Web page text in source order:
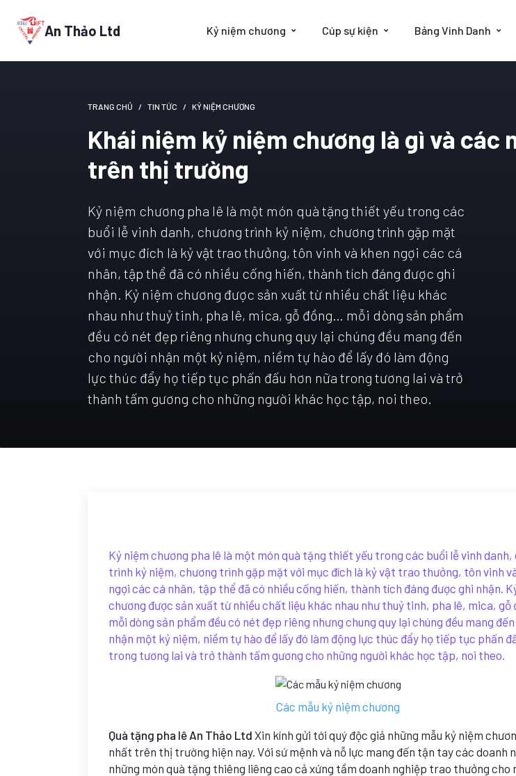
An Thảo Ltd Kỷ niệm chương Cúp sự kiện Bảng Vinh Danh
TRANG CHỦ TIN TỨC KỶ NIỆM CHƯƠNG
Khái niệm kỷ niệm chương là gì và
trên thị trường
Kỷ niệm chương pha lê là một món quà tặng thiết yếu trong các
buổi lễ vinh danh, chương trình kỷ niệm, chương trình gặp mặt
với mục đích là kỷ vật trao thưởng, tôn vinh và khen ngợi các cá
nhân, tập thể đã có nhiều cống hiến, thành tích đáng được ghi
nhận. Kỷ niệm chương được sản xuất từ nhiều chất liệu khác
nhau như thuỷ tinh, pha lê, mica, gỗ đồng… mỗi dòng sản phẩm
đều có nét đẹp riêng nhưng chung quy lại chúng đều mang đến
cho người nhận một kỷ niệm, niềm tự hào để lấy đó làm động
lực thúc đẩy họ tiếp tục phấn đấu hơn nữa trong tương lai và trở
thành tấm gương cho những người khác học tập, noi theo.
Kỷ niệm chương pha lê là một món quà tặng thiết yếu trong các buổi lễ vinh danh,
trình kỷ niệm, chương trình gặp mặt với mục đích là kỷ vật trao thưởng, tôn vinh
ngợi các cá nhân, tập thể đã có nhiều cống hiến, thành tích đáng được ghi nhận.
chương được sản xuất từ nhiều chất liệu khác nhau như thuỷ tinh, pha lê, mica, gỗ
mỗi dòng sản phẩm đều có nét đẹp riêng nhưng chung quy lại chúng đều mang
nhận một kỷ niệm, niềm tự hào để lấy đó làm động lực thúc đẩy họ tiếp tục phấn
trong tương lai và trở thành tấm gương cho những người khác học tập, noi theo.
Các mẫu kỷ niệm chương
Quà tặng pha lê An Thảo Ltd Xin kính gửi tới quý độc giả những mẫu kỷ niệm
nhất trên thị trường hiện nay. Với sứ mệnh và nỗ lực mang đến tận tay các doanh
những món quà tặng thiêng liêng cao cả xứng tầm doanh nghiệp trao thưởng cho